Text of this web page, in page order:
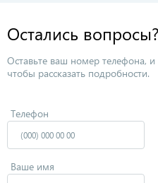
Остались вопросы?
Оставьте ваш номер телефона,
чтобы рассказать подробности.
Телефон
Ваше имя